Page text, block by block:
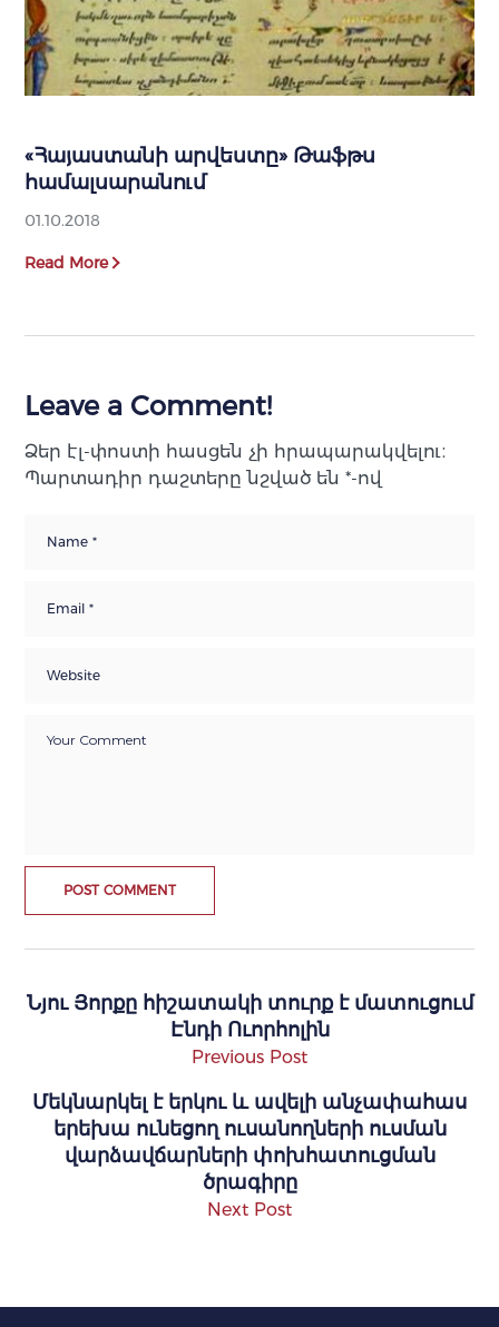
«Հայաստանի արվեստը» Թաֆթս
համալսարանում
01.10.2018
Read More
Leave a Comment!
Ձեր էլ-փոստի հասցեն չի հրապարակվելու։
Պարտադիր դաշտերը նշված են*-ով
Նյու Յորքը հիշատակի տուրք է մատուցում
Էնդի Ուորհոլին
Previous Post
Մեկնարկել է երկու և ավելի անչափահաս
երեխա ունեցող ուսանողների ուսման
վարձավճարների փոխհատուցման
ծրագիրը
Next Post